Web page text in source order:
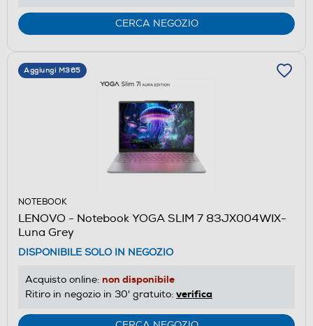
CERCA NEGOZIO
Aggiungi M365
NOTEBOOK
LENOVO - Notebook YOGA SLIM 7 83JX004WIX-
Luna Grey
DISPONIBILE SOLO IN NEGOZIO
Acquisto online: non disponibile
Ritiro in negozio in 30' gratuito: verifica